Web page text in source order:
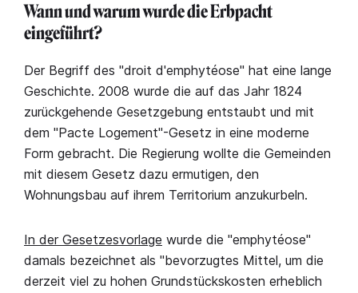
Wann und warum wurde die Erbpacht
eingeführt?
Der Begriff des "droit d'emphytéose" hat eine lange
Geschichte. 2008 wurde die auf das Jahr 1824
zurückgehende Gesetzgebung entstaubt und mit
dem "Pacte Logement"-Gesetz in eine moderne
Form gebracht. Die Regierung wollte die Gemeinden
mit diesem Gesetz dazu ermutigen, den
Wohnungsbau auf ihrem Territorium anzukurbeln.
In der Gesetzesvorlage wurde die "emphytéose"
damals bezeichnet als "bevorzugtes Mittel, um die
derzeit viel zu hohen Grundstückskosten erheblich